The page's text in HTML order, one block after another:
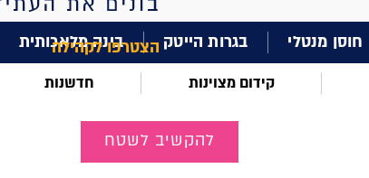
הצטרפו לקהילה חוסן מנטלי בגרות הייטק בינה מלאכותית
קידום מצוינות חדשנות
להקשיב לשטח